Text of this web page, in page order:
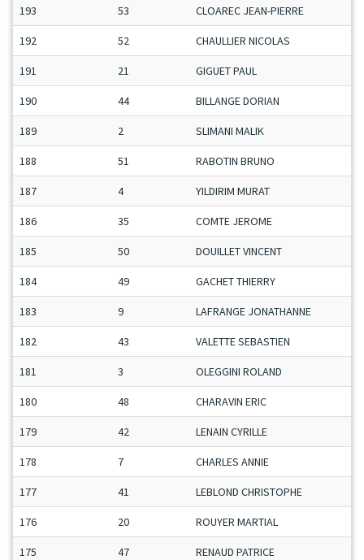
193 53 CLOAREC JEAN-PIERRE
192 52 CHAULLIER NICOLAS
191 21 GIGUET PAUL
190 44 BILLANGE DORIAN
189 2 SLIMANI MALIK
188 51 RABOTIN BRUNO
187 4 YILDIRIM MURAT
186 35 COMTE JEROME
185 50 DOUILLET VINCENT
184 49 GACHET THIERRY
183 9 LAFRANGE JONATHANNE
182 43 VALETTE SEBASTIEN
181 3 OLEGGINI ROLAND
180 48 CHARAVIN ERIC
179 42 LENAIN CYRILLE
178 7 CHARLES ANNIE
177 41 LEBLOND CHRISTOPHE
176 20 ROUYER MARTIAL
175 47 RENAUD PATRICE